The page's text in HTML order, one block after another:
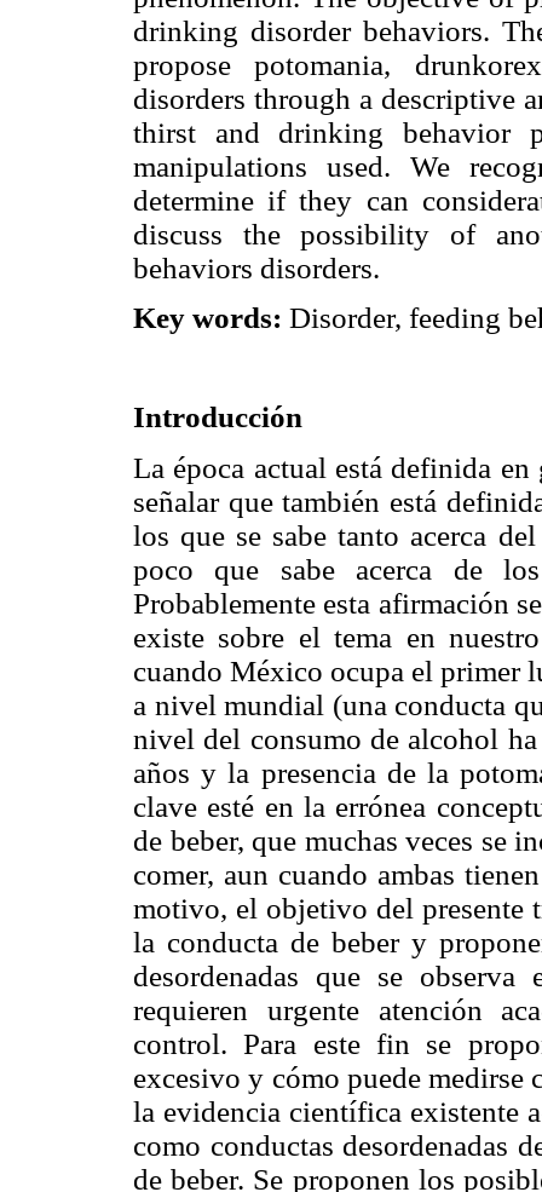
drinking disorder behaviors.
propose potomania,
disorders through a descriptive
thirst and drinking behavior
manipulations used. We
determine if they can
discuss the possibility of
behaviors disorders.
Key words: Disorder, feeding
Introducción
La época actual está definida
señalar que también está
los que se sabe tanto acerca
poco que sabe acerca de
Probablemente esta afirmación
existe sobre el tema en
cuando México ocupa el primer
a nivel mundial (una conducta
nivel del consumo de alcohol
años y la presencia de la
clave esté en la errónea
de beber, que muchas veces se
comer, aun cuando ambas
motivo, el objetivo del presente
la conducta de beber y
desordenadas que se
requieren urgente atención
control. Para este fin se
excesivo y cómo puede medirse
la evidencia científica existente
como conductas desordenadas
de beber. Se proponen los